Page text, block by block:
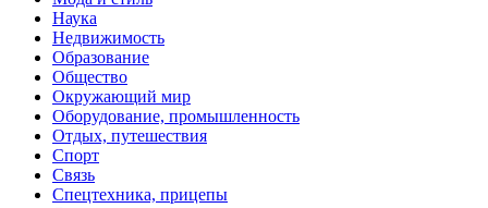
Наука
Недвижимость
Образование
Общество
Окружающий мир
Оборудование, промышленность
Отдых, путешествия
Спорт
Связь
Спецтехника, прицепы